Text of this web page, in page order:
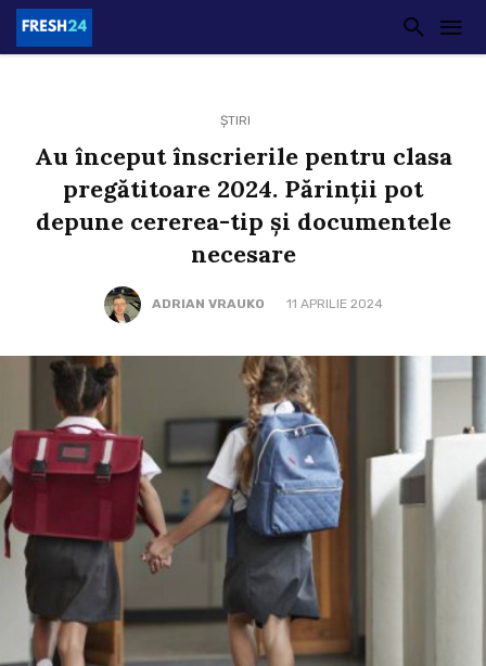
ȘTIRI
Au început înscrierile pentru clasa
pregătitoare 2024. Părinții pot
depune cererea-tip și documentele
necesare
ADRIAN VRAUKO 11 APRILIE 2024